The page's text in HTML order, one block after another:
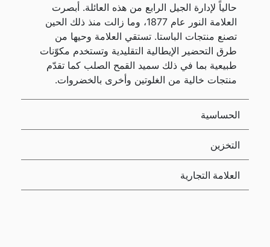
حالياً لإدارة الجيل الرابع من هذه العائلة. أبصرت
العلامة النور عام 1877، وما زالت منذ ذلك الحين
تصنع منتجات الباستا. تستقي العلامة وحيها من
طرق التحضير الإيطالية التقليدية وتستخدم مكوّنات
طبيعية بما في ذلك سميد القمح الصلب كما تقدّم
منتجات خالية من الغلوتين وأخرى بالخضروات.
الحساسية
التخزين
العلامة التجارية